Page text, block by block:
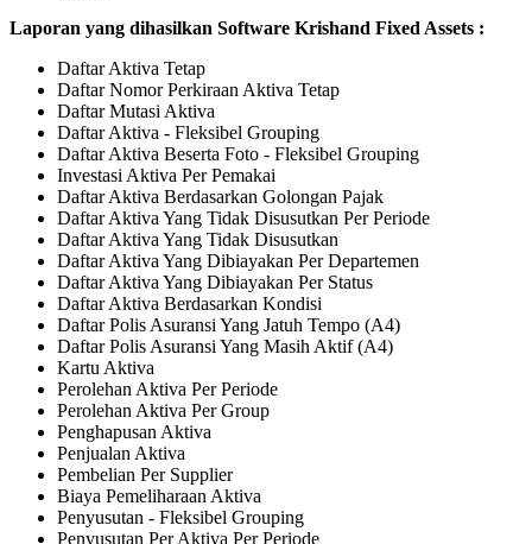
Laporan yang dihasilkan Software Krishand Fixed Assets :
Daftar Aktiva Tetap
Daftar Nomor Perkiraan Aktiva Tetap
Daftar Mutasi Aktiva
Daftar Aktiva - Fleksibel Grouping
Daftar Aktiva Beserta Foto - Fleksibel Grouping
Investasi Aktiva Per Pemakai
Daftar Aktiva Berdasarkan Golongan Pajak
Daftar Aktiva Yang Tidak Disusutkan Per Periode
Daftar Aktiva Yang Tidak Disusutkan
Daftar Aktiva Yang Dibiayakan Per Departemen
Daftar Aktiva Yang Dibiayakan Per Status
Daftar Aktiva Berdasarkan Kondisi
Daftar Polis Asuransi Yang Jatuh Tempo (A4)
Daftar Polis Asuransi Yang Masih Aktif (A4)
Kartu Aktiva
Perolehan Aktiva Per Periode
Perolehan Aktiva Per Group
Penghapusan Aktiva
Penjualan Aktiva
Pembelian Per Supplier
Biaya Pemeliharaan Aktiva
Penyusutan - Fleksibel Grouping
Penyusutan Per Aktiva Per Periode